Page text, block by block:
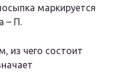
маркируется
– П.
из чего состоит